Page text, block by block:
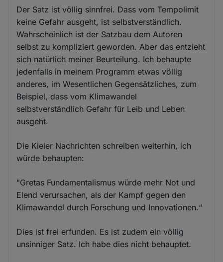
Der Satz ist völlig sinnfrei. Dass vom Tempolimit
keine Gefahr ausgeht, ist selbstverständlich.
Wahrscheinlich ist der Satzbau dem Autoren
selbst zu kompliziert geworden. Aber das entzieht
sich natürlich meiner Beurteilung. Ich behaupte
jedenfalls in meinem Programm etwas völlig
anderes, im Wesentlichen Gegensätzliches, zum
Beispiel, dass vom Klimawandel
selbstverständlich Gefahr für Leib und Leben
ausgeht.
Die Kieler Nachrichten schreiben weiterhin, ich
würde behaupten:
"Gretas Fundamentalismus würde mehr Not und
Elend verursachen, als der Kampf gegen den
Klimawandel durch Forschung und Innovationen.“
Dies ist frei erfunden. Es ist zudem ein völlig
unsinniger Satz. Ich habe dies nicht behauptet.